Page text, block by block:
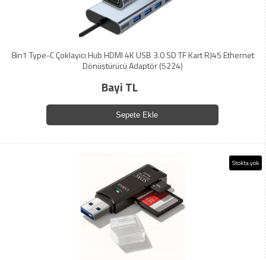
8in1 Type-C Çoklayıcı Hub HDMI 4K USB 3.0 SD TF Kart RJ45 Ethernet
Dönüştürücü Adaptör (5224)
Bayi TL
Sepete Ekle
Stokta yok